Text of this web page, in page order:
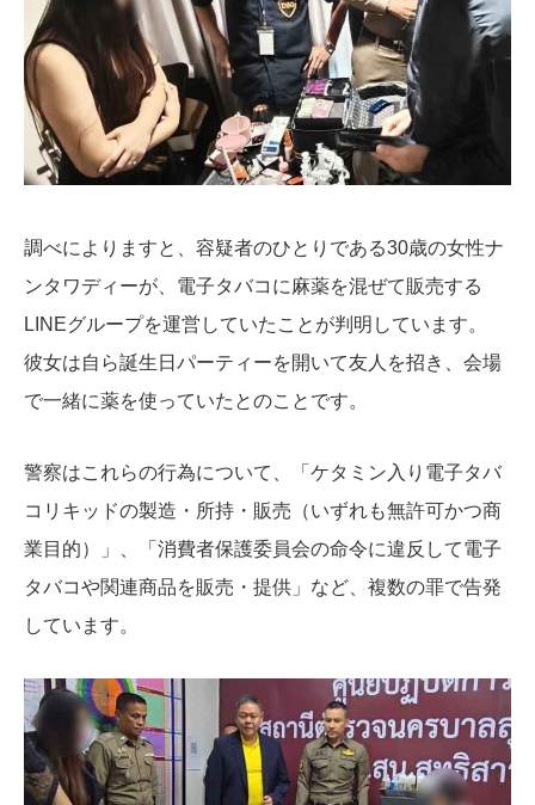
調べによりますと、容疑者のひとりである30歳の女性ナ
ンタワディーが、電子タバコに麻薬を混ぜて販売する
LINEグループを運営していたことが判明しています。
彼女は自ら誕生日パーティーを開いて友人を招き、会場
で一緒に薬を使っていたとのことです。
警察はこれらの行為について、「ケタミン入り電子タバ
コリキッドの製造・所持・販売（いずれも無許可かつ商
業目的）」、「消費者保護委員会の命令に違反して電子
タバコや関連商品を販売・提供」など、複数の罪で告発
しています。